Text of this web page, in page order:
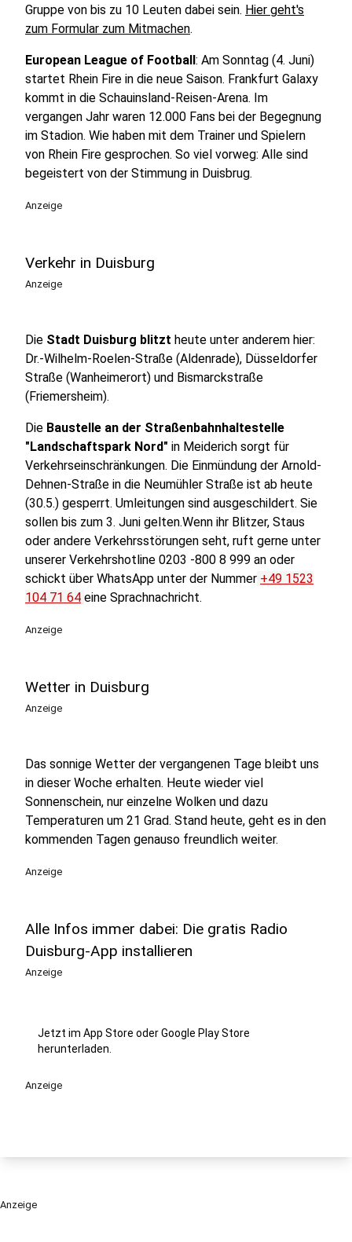
Gruppe von bis zu 10 Leuten dabei sein. Hier geht's
zum Formular zum Mitmachen.
European League of Football: Am Sonntag (4. Juni)
startet Rhein Fire in die neue Saison. Frankfurt Galaxy
kommt in die Schauinsland-Reisen-Arena. Im
vergangen Jahr waren 12.000 Fans bei der Begegnung
im Stadion. Wie haben mit dem Trainer und Spielern
von Rhein Fire gesprochen. So viel vorweg: Alle sind
begeistert von der Stimmung in Duisbrug.
Anzeige
Verkehr in Duisburg
Anzeige
Die Stadt Duisburg blitzt heute unter anderem hier:
Dr.-Wilhelm-Roelen-Straße (Aldenrade), Düsseldorfer
Straße (Wanheimerort) und Bismarckstraße
(Friemersheim).
Die Baustelle an der Straßenbahnhaltestelle
"Landschaftspark Nord" in Meiderich sorgt für
Verkehrseinschränkungen. Die Einmündung der Arnold-
Dehnen-Straße in die Neumühler Straße ist ab heute
(30.5.) gesperrt. Umleitungen sind ausgeschildert. Sie
sollen bis zum 3. Juni gelten.Wenn ihr Blitzer, Staus
oder andere Verkehrsstörungen seht, ruft gerne unter
unserer Verkehrshotline 0203 -800 8 999 an oder
schickt über WhatsApp unter der Nummer +49 1523
104 71 64 eine Sprachnachricht.
Anzeige
Wetter in Duisburg
Anzeige
Das sonnige Wetter der vergangenen Tage bleibt uns
in dieser Woche erhalten. Heute wieder viel
Sonnenschein, nur einzelne Wolken und dazu
Temperaturen um 21 Grad. Stand heute, geht es in den
kommenden Tagen genauso freundlich weiter.
Anzeige
Alle Infos immer dabei: Die gratis Radio
Duisburg-App installieren
Anzeige
Jetzt im App Store oder Google Play Store
herunterladen.
Anzeige
Anzeige